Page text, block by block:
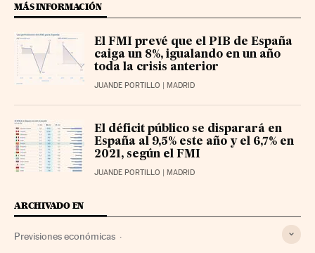
MÁS INFORMACIÓN
El FMI prevé que el PIB de España
caiga un 8%, igualando en un año
toda la crisis anterior
JUANDE PORTILLO | MADRID
El déficit público se disparará en
España al 9,5% este año y el 6,7% en
2021, según el FMI
JUANDE PORTILLO | MADRID
ARCHIVADO EN
Previsiones económicas